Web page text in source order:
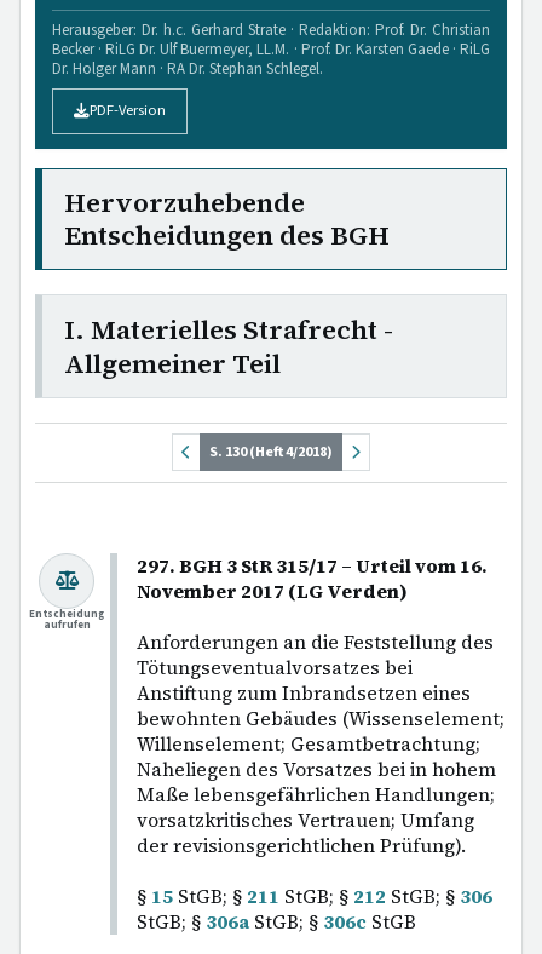
Herausgeber: Dr. h.c. Gerhard Strate · Redaktion: Prof. Dr. Christian
Becker · RiLG Dr. Ulf Buermeyer, LL.M. · Prof. Dr. Karsten Gaede · RiLG
Dr. Holger Mann · RA Dr. Stephan Schlegel.
PDF-Version
Hervorzuhebende
Entscheidungen des BGH
I. Materielles Strafrecht -
Allgemeiner Teil
S. 130 (Heft 4/2018)
297. BGH 3 StR 315/17 – Urteil vom 16.
November 2017 (LG Verden)
Anforderungen an die Feststellung des
Tötungseventualvorsatzes bei
Anstiftung zum Inbrandsetzen eines
bewohnten Gebäudes (Wissenselement;
Willenselement; Gesamtbetrachtung;
Naheliegen des Vorsatzes bei in hohem
Maße lebensgefährlichen Handlungen;
vorsatzkritisches Vertrauen; Umfang
der revisionsgerichtlichen Prüfung).
§ 15 StGB; § 211 StGB; § 212 StGB; § 306
StGB; § 306a StGB; § 306c StGB
Entscheidung
aufrufen